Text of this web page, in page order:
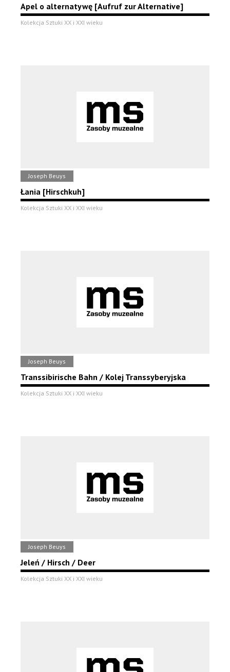
Apel o alternatywę [Aufruf zur Alternative]
Kolekcja Sztuki XX i XXI wieku
Joseph Beuys
Łania [Hirschkuh]
Kolekcja Sztuki XX i XXI wieku
Joseph Beuys
Transsibirische Bahn / Kolej Transsyberyjska
Kolekcja Sztuki XX i XXI wieku
Joseph Beuys
Jeleń / Hirsch / Deer
Kolekcja Sztuki XX i XXI wieku